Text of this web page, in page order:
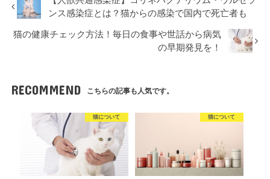
ンス感染症とは？猫からの感染で国内で死亡者も
猫の健康チェック方法！毎日の食事や世話から病気
の早期発見を！
RECOMMEND こちらの記事も人気です。
猫について 猫について